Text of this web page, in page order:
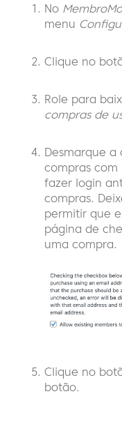
No
menu
Clique no
Role para
compras de
Desmarque
compras
fazer login
compras.
permitir que
página de
uma compra.
Clique no
botão.